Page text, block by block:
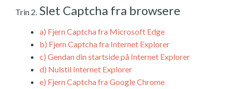
Trin 2. Slet Captcha fra browsere
a) Fjern Captcha fra Microsoft Edge
b) Fjern Captcha fra Internet Explorer
c) Gendan din startside på Internet Explorer
d) Nulstil Internet Explorer
e) Fjern Captcha fra Google Chrome